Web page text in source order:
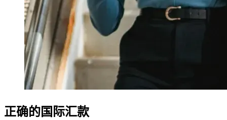
正确的国际汇款